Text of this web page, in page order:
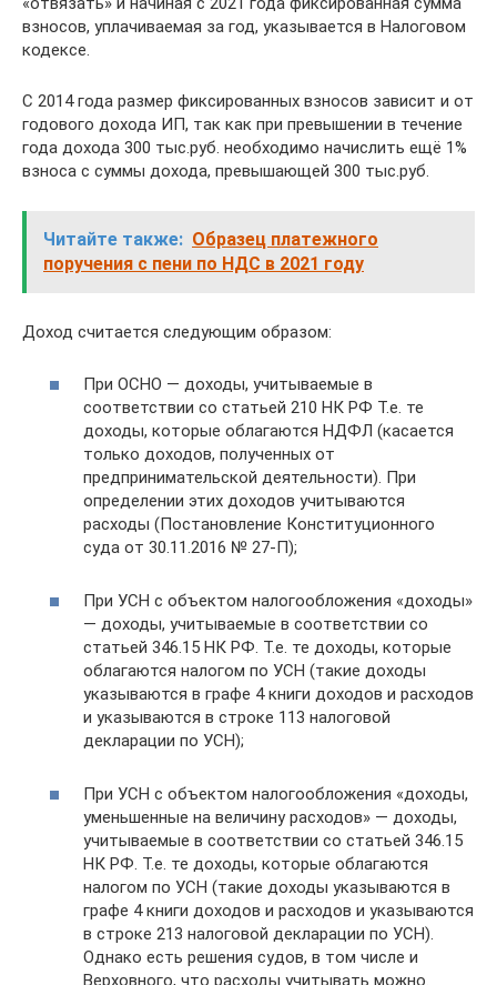
взносов, уплачиваемая за год, указывается в Налоговом
кодексе.
С 2014 года размер фиксированных взносов зависит и от
годового дохода ИП, так как при превышении в течение
года дохода 300 тыс.руб. необходимо начислить ещё 1%
взноса с суммы дохода, превышающей 300 тыс.руб.
Читайте также: Образец платежного
поручения с пени по НДС в 2021 году
Доход считается следующим образом:
При ОСНО — доходы, учитываемые в
соответствии со статьей 210 НК РФ Т.е. те
доходы, которые облагаются НДФЛ (касается
только доходов, полученных от
предпринимательской деятельности). При
определении этих доходов учитываются
расходы (Постановление Конституционного
суда от 30.11.2016 № 27-П);
При УСН с объектом налогообложения «доходы»
— доходы, учитываемые в соответствии со
статьей 346.15 НК РФ. Т.е. те доходы, которые
облагаются налогом по УСН (такие доходы
указываются в графе 4 книги доходов и расходов
и указываются в строке 113 налоговой
декларации по УСН);
При УСН с объектом налогообложения «доходы,
уменьшенные на величину расходов» — доходы,
учитываемые в соответствии со статьей 346.15
НК РФ. Т.е. те доходы, которые облагаются
налогом по УСН (такие доходы указываются в
графе 4 книги доходов и расходов и указываются
в строке 213 налоговой декларации по УСН).
Однако есть решения судов, в том числе и
Верховного, что расходы учитывать можно.